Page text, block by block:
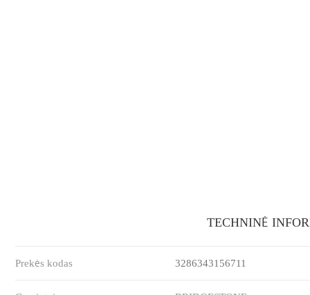
TECHNINĖ
Prekės kodas 3286343156711